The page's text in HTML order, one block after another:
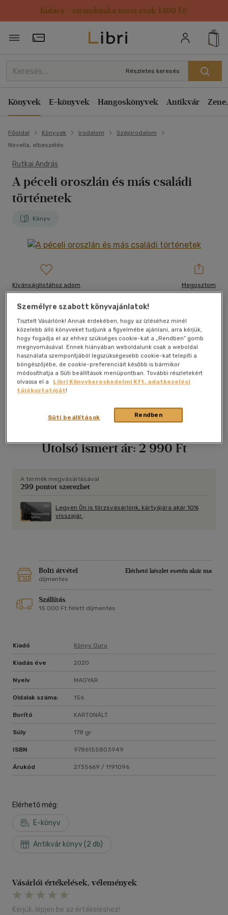
Kulacs / strandtáska most csak 1499 Ft!
Törzsvásárlói Kártya adatai
Részletes keresés
Könyvek E-könyvek Hangoskönyvek Antikvár
Főoldal Könyvek Irodalom
Szépirodalom
Novella, elbeszélés
Rutkai András
A péceli oroszlán és más családi
történetek
Könyv
Kívánságlistához adom Megosztom
Könyv Guru|2020|magyar nyelvű| kartonált|156 oldal
Az egyik novella arról szól, hogyan indította el nagymamám
az első világháborút, mikor hadat üzent Szerbiának. Utána
nagymama igyekezett mindent rendbe hozni, és szépen
felnevelt három gyereket, Ruttkai Évát, Ottót és Ivánt.
Szüleim különböző színházakban játszottak, és próbálták
feldolgozni azt a traumát is, hogy (öcsém szerint) Kádár
János ellopott tőlünk egy japán filctollat.
egyesíti magában a népi bölcselet, valamint a pesti kabaré
Utolsó ismert ár:2 990 Ft
A termék megvásárlásával
299 pontot szerezhet
Legyen Ön is törzsvásárlónk, kártyájára akár 10%
visszajár.
Bolti átvétel
Elérhető készlet esetén akár ma
díjmentes
Szállítás
15 000 Ft felett díjmentes
Kiadó Könyv Guru
Kiadás éve 2020
Nyelv MAGYAR
Oldalak száma: 156
Borító KARTONÁLT
Súly 178 gr
ISBN 9786155803949
Árukód 2735669 / 1191096
Elérhető még:
E-könyv
Antikvár könyv (2 db)
Vásárlói értékelések, vélemények
Kérjük, lépjen be az értékeléshez!
Személyre szabott könyvajánlatok!
Tisztelt Vásárlónk! Annak érdekében, hogy az ízléséhez minél
közelebb álló könyveket tudjunk a figyelmébe ajánlani, arra kérjük,
hogy fogadja el az ehhez szükséges cookie-kat a „Rendben” gomb
megnyomásával. Ennek hiányában weboldalunk csak a weboldal
használata szempontjából legszükségesebb cookie-kat telepíti a
böngészőjébe, de cookie-preferenciáit később is bármikor
módosíthatja a Süti beállítások menüpontban. További részletekért
olvassa el a
Libri Könyvkereskedelmi Kft. adatkezelési
tájékoztatóját!
Rendben
Süti beállítások